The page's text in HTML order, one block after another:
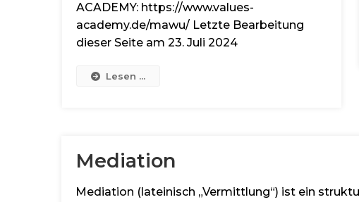
ACADEMY: https://www.values-
academy.de/mawu/ Letzte Bearbeitung
dieser Seite am 23. Juli 2024
Lesen ...
Mediation
Mediation (lateinisch „Vermittlung“) ist ein